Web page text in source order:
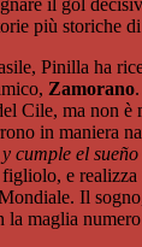
più storiche di
Pinilla ha
Zamorano.
Cile, ma non è
in maniera
cumple el
e
Il
la maglia